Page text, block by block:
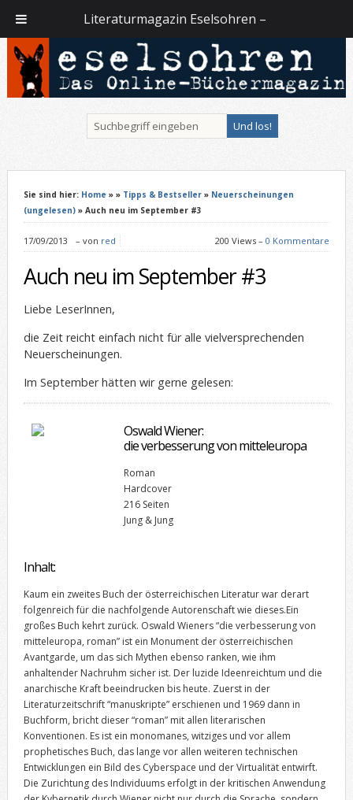
Sie sind hier: Home » » Tipps & Bestseller» Neuerscheinungen
(ungelesen)» Auch neu im September #3
17/09/2013 – von red 200 Views –0 Kommentare
Auch neu im September #3
Liebe LeserInnen,
die Zeit reicht einfach nicht für alle vielversprechenden
Neuerscheinungen.
Im September hätten wir gerne gelesen:
Oswald Wiener:
die verbesserung von mitteleuropa
Roman
Hardcover
216 Seiten
Jung & Jung
Inhalt:
Kaum ein zweites Buch der österreichischen Literatur war derart
folgenreich für die nachfolgende Autorenschaft wie dieses.Ein
großes Buch kehrt zurück. Oswald Wieners “die verbesserung von
mitteleuropa, roman” ist ein Monument der österreichischen
Avantgarde, um das sich Mythen ebenso ranken, wie ihm
anhaltender Nachruhm sicher ist. Der luzide Ideenreichtum und die
anarchische Kraft beeindrucken bis heute. Zuerst in der
Literaturzeitschrift “manuskripte” erschienen und 1969 dann in
Buchform, bricht dieser “roman” mit allen literarischen
Konventionen. Es ist ein monomanes, witziges und vor allem
prophetisches Buch, das lange vor allen weiteren technischen
Entwicklungen ein Bild des Cyberspace und der Virtualität entwirft.
Die Zurichtung des Individuums erfolgt in der kritischen Anwendung
Literaturmagazin Eselsohren –